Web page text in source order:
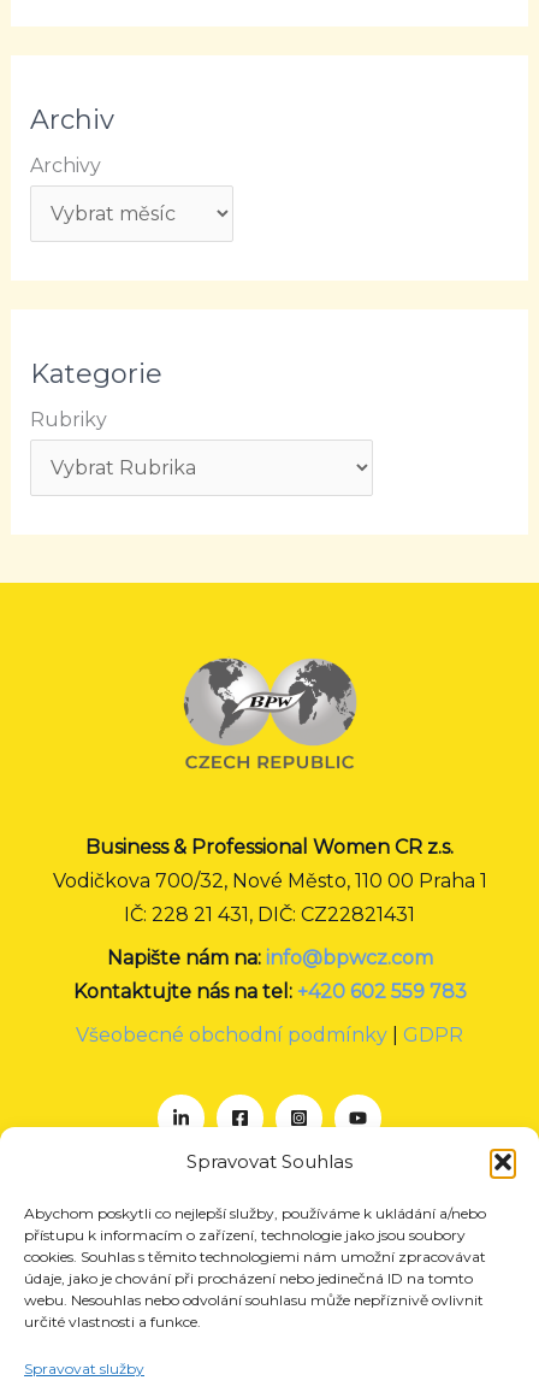
Spravovat Souhlas
Abychom poskytli co nejlepší služby, používáme k ukládání a/nebo
přístupu k informacím o zařízení, technologie jako jsou soubory
cookies. Souhlas s těmito technologiemi nám umožní zpracovávat
údaje, jako je chování při procházení nebo jedinečná ID na tomto
webu. Nesouhlas nebo odvolání souhlasu může nepříznivě ovlivnit
určité vlastnosti a funkce.
Spravovat služby
Archiv
Archivy
Kategorie
Rubriky
Business & Professional Women CR z.s.
Vodičkova 700/32, Nové Město, 110 00 Praha 1
IČ: 228 21 431, DIČ: CZ22821431
Napište nám na: info@bpwcz.com
Kontaktujte nás na tel: +420 602 559 783
Všeobecné obchodní podmínky
GDPR
O nás
Projekty
Členství